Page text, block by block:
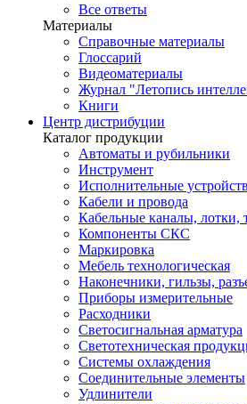
Все ответы
Материалы
Справочные материалы
Глоссарий
Видеоматериалы
Журнал "Летопись
Книги
Центр дистрибуции
Каталог продукции
Автоматы и рубильники
Инструмент
Исполнительные
Кабели и провода
Кабельные каналы, лотки,
Компоненты СКС
Маркировка
Мебель технологическая
Наконечники, гильзы,
Приборы измерительные
Расходники
Светосигнальная арматура
Светотехническая
Системы охлаждения
Соединительные элементы
Удлинители